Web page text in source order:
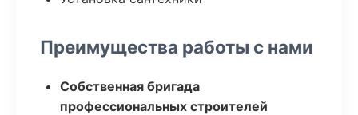
Преимущества работы с нами
Собственная бригада
профессиональных строителей